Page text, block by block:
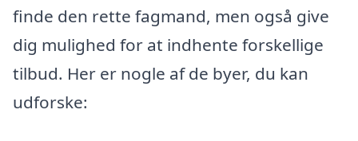
finde den rette fagmand, men også give
dig mulighed for at indhente forskellige
tilbud. Her er nogle af de byer, du kan
udforske: